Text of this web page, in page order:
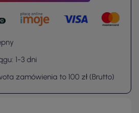
1-3 dni
zamówienia to 100 zł (Brutto)